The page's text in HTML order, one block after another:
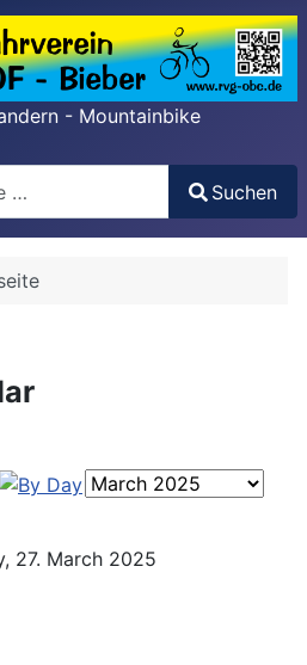
- Mountainbike
more characters for results.
Suchen
27. March 2025